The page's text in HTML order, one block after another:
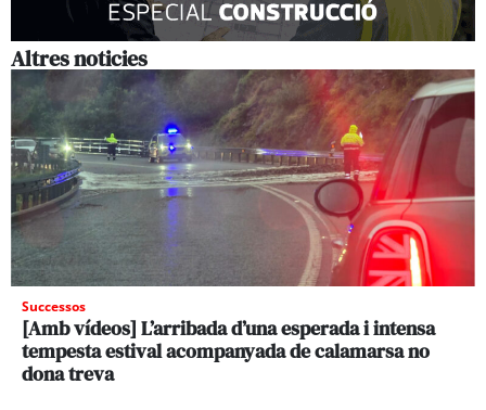
Altres noticies
Successos
[Amb vídeos] L’arribada d’una esperada i intensa
tempesta estival acompanyada de calamarsa no
dona treva